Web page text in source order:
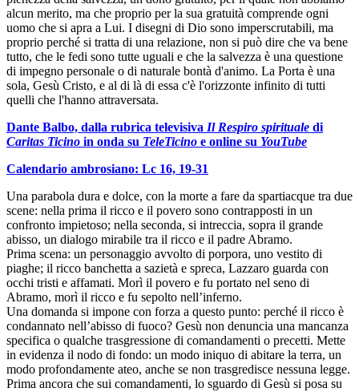
alcun merito, ma che proprio per la sua gratuità comprende ogni
uomo che si apra a Lui. I disegni di Dio sono imperscrutabili, ma
proprio perché si tratta di una relazione, non si può dire che va bene
tutto, che le fedi sono tutte uguali e che la salvezza è una questione
di impegno personale o di naturale bontà d'animo. La Porta è una
sola, Gesù Cristo, e al di là di essa c'è l'orizzonte infinito di tutti
quelli che l'hanno attraversata.
Dante Balbo, dalla rubrica televisiva Il Respiro spirituale di
Caritas Ticino in onda su TeleTicino e online su YouTube
Calendario ambrosiano: Lc 16, 19-31
Una parabola dura e dolce, con la morte a fare da spartiacque tra due
scene: nella prima il ricco e il povero sono contrapposti in un
confronto impietoso; nella seconda, si intreccia, sopra il grande
abisso, un dialogo mirabile tra il ricco e il padre Abramo.
Prima scena: un personaggio avvolto di porpora, uno vestito di
piaghe; il ricco banchetta a sazietà e spreca, Lazzaro guarda con
occhi tristi e affamati. Morì il povero e fu portato nel seno di
Abramo, morì il ricco e fu sepolto nell’inferno.
Una domanda si impone con forza a questo punto: perché il ricco è
condannato nell’abisso di fuoco? Gesù non denuncia una mancanza
specifica o qualche trasgressione di comandamenti o precetti. Mette
in evidenza il nodo di fondo: un modo iniquo di abitare la terra, un
modo profondamente ateo, anche se non trasgredisce nessuna legge.
Prima ancora che sui comandamenti, lo sguardo di Gesù si posa su